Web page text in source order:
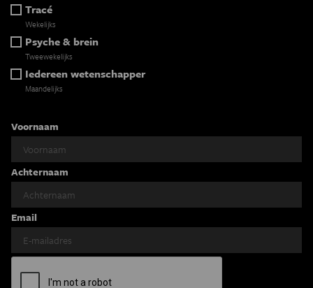
Tracé
Wekelijks
Psyche & brein
Tweewekelijks
Iedereen wetenschapper
Maandelijks
Voornaam
Achternaam
Email